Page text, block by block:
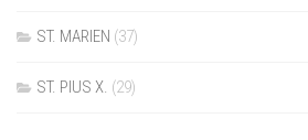
ST. MARIEN (37)
ST. PIUS X. (29)